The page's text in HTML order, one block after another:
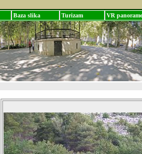
Baza slika Turizam VR panorame